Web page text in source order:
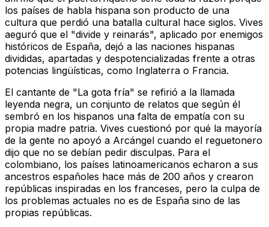
los países de habla hispana son producto de una
cultura que perdió una batalla cultural hace siglos. Vives
aeguró que el "divide y reinarás", aplicado por enemigos
históricos de España, dejó a las naciones hispanas
divididas, apartadas y despotencializadas frente a otras
potencias lingüísticas, como Inglaterra o Francia.
El cantante de "La gota fría" se refirió a la llamada
leyenda negra, un conjunto de relatos que según él
sembró en los hispanos una falta de empatía con su
propia madre patria. Vives cuestionó por qué la mayoría
de la gente no apoyó a Arcángel cuando el reguetonero
dijo que no se debían pedir disculpas. Para el
colombiano, los países latinoamericanos echaron a sus
ancestros españoles hace más de 200 años y crearon
repúblicas inspiradas en los franceses, pero la culpa de
los problemas actuales no es de España sino de las
propias repúblicas.